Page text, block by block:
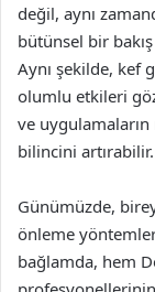
değil, aynı
bütünsel bir bakış
Aynı şekilde, kef
olumlu etkileri
ve
bilincini artırabilir.
Günümüzde,
önleme
bağlamda, hem